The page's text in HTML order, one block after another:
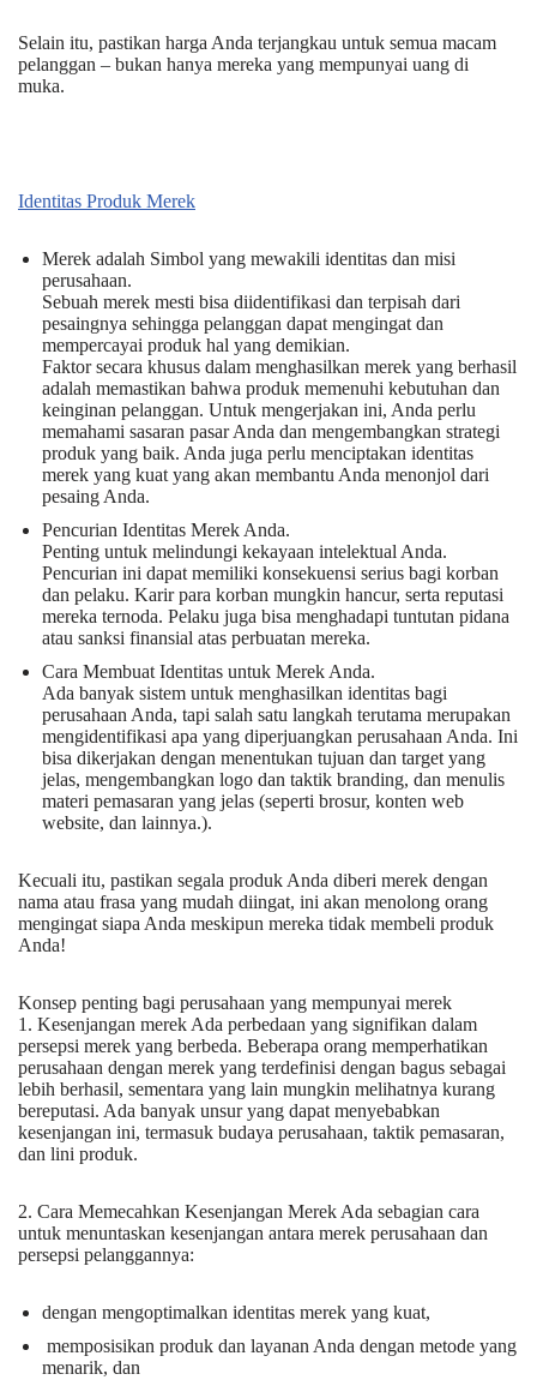
Selain itu, pastikan harga Anda terjangkau untuk semua macam
pelanggan – bukan hanya mereka yang mempunyai uang di
muka.
Identitas Produk Merek
Merek adalah Simbol yang mewakili identitas dan misi
perusahaan.
Sebuah merek mesti bisa diidentifikasi dan terpisah dari
pesaingnya sehingga pelanggan dapat mengingat dan
mempercayai produk hal yang demikian.
Faktor secara khusus dalam menghasilkan merek yang berhasil
adalah memastikan bahwa produk memenuhi kebutuhan dan
keinginan pelanggan. Untuk mengerjakan ini, Anda perlu
memahami sasaran pasar Anda dan mengembangkan strategi
produk yang baik. Anda juga perlu menciptakan identitas
merek yang kuat yang akan membantu Anda menonjol dari
pesaing Anda.
Pencurian Identitas Merek Anda.
Penting untuk melindungi kekayaan intelektual Anda.
Pencurian ini dapat memiliki konsekuensi serius bagi korban
dan pelaku. Karir para korban mungkin hancur, serta reputasi
mereka ternoda. Pelaku juga bisa menghadapi tuntutan pidana
atau sanksi finansial atas perbuatan mereka.
Cara Membuat Identitas untuk Merek Anda.
Ada banyak sistem untuk menghasilkan identitas bagi
perusahaan Anda, tapi salah satu langkah terutama merupakan
mengidentifikasi apa yang diperjuangkan perusahaan Anda. Ini
bisa dikerjakan dengan menentukan tujuan dan target yang
jelas, mengembangkan logo dan taktik branding, dan menulis
materi pemasaran yang jelas (seperti brosur, konten web
website, dan lainnya.).
Kecuali itu, pastikan segala produk Anda diberi merek dengan
nama atau frasa yang mudah diingat, ini akan menolong orang
mengingat siapa Anda meskipun mereka tidak membeli produk
Anda!
Konsep penting bagi perusahaan yang mempunyai merek
1. Kesenjangan merek Ada perbedaan yang signifikan dalam
persepsi merek yang berbeda. Beberapa orang memperhatikan
perusahaan dengan merek yang terdefinisi dengan bagus sebagai
lebih berhasil, sementara yang lain mungkin melihatnya kurang
bereputasi. Ada banyak unsur yang dapat menyebabkan
kesenjangan ini, termasuk budaya perusahaan, taktik pemasaran,
dan lini produk.
2. Cara Memecahkan Kesenjangan Merek Ada sebagian cara
untuk menuntaskan kesenjangan antara merek perusahaan dan
persepsi pelanggannya:
dengan mengoptimalkan identitas merek yang kuat,
memposisikan produk dan layanan Anda dengan metode yang
menarik, dan